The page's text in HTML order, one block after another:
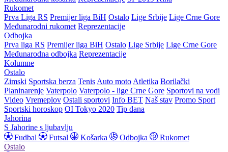
Rukomet
Prva Liga RS Premijer liga BiH Ostalo Lige Srbije Lige Crne Gore
Međunarodni rukomet Reprezentacije
Odbojka
Prva liga RS Premijer liga BiH Ostalo Lige Srbije Lige Crne Gore
Međunarodna odbojka Reprezentacije
Kolumne
Ostalo
Zimski Sportska berza Tenis Auto moto Atletika Borilački
Planinarenje Vaterpolo Vaterpolo - lige Crne Gore Sportovi na vodi
Video Vremeplov Ostali sportovi Info BET Naš stav Promo Sport
Sportski horoskop OI Tokyo 2020 Tip dana
Jahorina
S Jahorine s ljubavlju
Fudbal
Futsal Košarka Odbojka
Rukomet
Ostalo